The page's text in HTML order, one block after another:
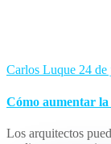
Carlos Luque 24
Cómo aumentar
Los arquitectos